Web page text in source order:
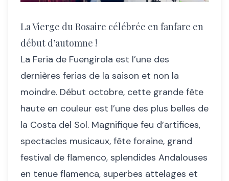
La Vierge du Rosaire célébrée en fanfare en
début d’automne !
La Feria de Fuengirola est l’une des
dernières ferias de la saison et non la
moindre. Début octobre, cette grande fête
haute en couleur est l’une des plus belles de
la Costa del Sol. Magnifique feu d’artifices,
spectacles musicaux, fête foraine, grand
festival de flamenco, splendides Andalouses
en tenue flamenca, superbes attelages et